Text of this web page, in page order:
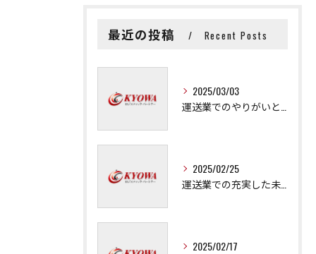
最近の投稿 Recent Posts
2025/03/03
2025/02/25
2025/02/17